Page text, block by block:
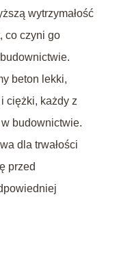
wytrzymałość
co czyni go
beton lekki,
i ciężki, każdy z
budownictwie.
dla trwałości
przed